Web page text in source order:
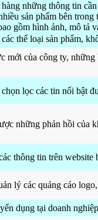
những thông tin
sản phẩm bên
gồm hình ảnh, mô tả
thể loại sản phẩm,
mới của công ty, những
lọc các tin nổi bật
những phản hồi của
thông tin trên website
lý các quảng cáo
dụng tại doanh